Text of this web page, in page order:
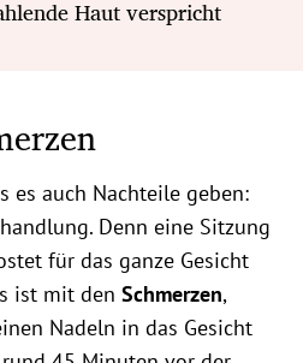
Haut verspricht
es auch Nachteile geben:
Denn eine Sitzung
für das ganze Gesicht
ist mit den Schmerzen,
Nadeln in das Gesicht